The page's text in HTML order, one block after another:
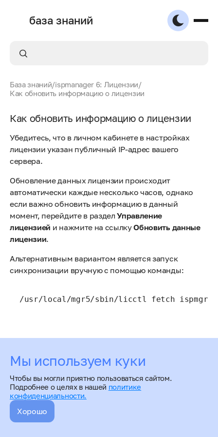
база знаний
База знаний/ispmanager 6: Лицензии/
Как обновить информацию о лицензии
Как обновить информацию о лицензии
Убедитесь, что в личном кабинете в настройках
лицензии указан публичный IP-адрес вашего
сервера.
Обновление данных лицензии происходит
автоматически каждые несколько часов, однако
если важно обновить информацию в данный
момент, перейдите в разделУправление
лицензией и нажмите на ссылкуОбновить данные
лицензии.
Альтернативным вариантом является запуск
синхронизации вручную с помощью команды:
Как обновить информацию о лицензии
Мы используем куки
Чтобы вы могли приятно пользоваться сайтом.
Подробнее о целях в нашей политике
конфиденциальности.
Хорошо